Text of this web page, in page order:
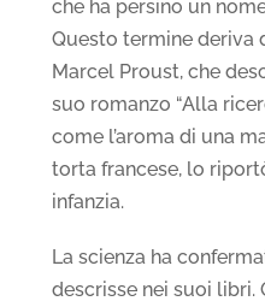
che ha persino un
Questo termine deriva
Marcel Proust, che
suo romanzo “Alla
come l’aroma di una
torta francese, lo
infanzia.
La scienza ha
descrisse nei suoi libri.